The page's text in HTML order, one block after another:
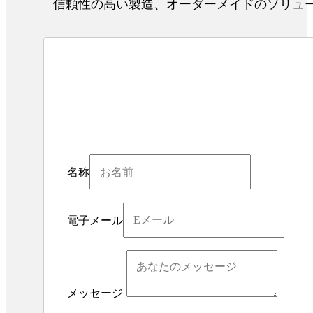
信頼性の高い製造、オーダーメイドのソリュ
名称
電子メール
メッセージ